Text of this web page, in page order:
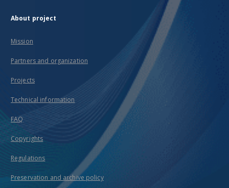
About project
Mission
Partners and organization
Projects
Technical information
FAQ
Copyrights
Regulations
Preservation and archive policy